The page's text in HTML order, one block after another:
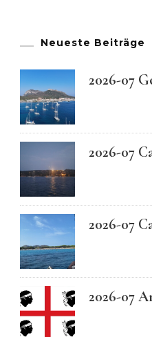
Neueste Beiträge
2026-07
2026-07
2026-07
2026-07